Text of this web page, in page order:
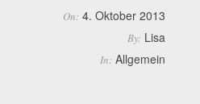
On: 4. Oktober 2013
By: Lisa
In: Allgemein